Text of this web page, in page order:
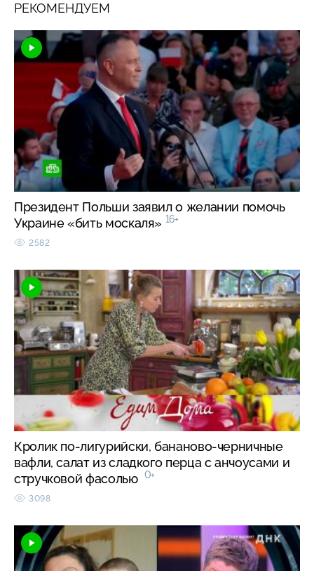
РЕКОМЕНДУЕМ
Президент Польши заявил о желании помочь
Украине «бить москаля» 16+
2582
Кролик по-лигурийски, бананово-черничные
вафли, салат из сладкого перца с анчоусами и
стручковой фасолью 0+
3098